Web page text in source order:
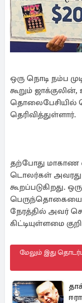
ஒரு நொடி நம்ப
கூறும்
தொலைபேசியில்
தெரிவித்துள்ளார்.
தற்போது மாகாண
டொலர்கள் அவரது
கூறப்படுகிறது.
பெருந்தொகையை
நேரத்தில் அவர்
கிட்டியுள்ளமை
மேலும் இது